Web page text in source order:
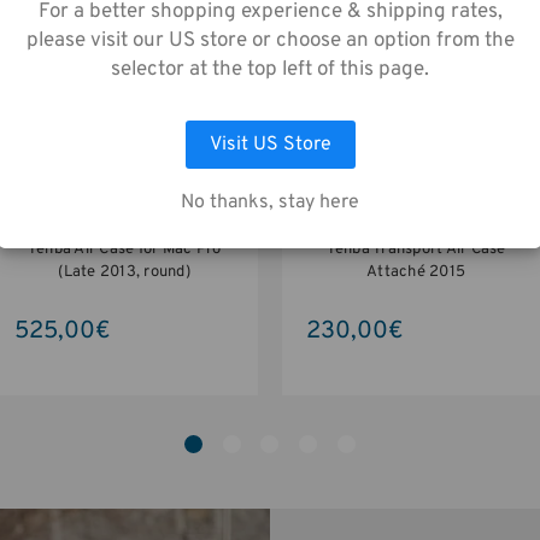
Tenba Air Case for Mac Pro
(Late 2013, round)
525,00€
Tenba Transport Air Case
Attaché 2015
230,00€
gemäß unserer
zu.
AUSWAHL ANPASSEN ALLE COOKIES AKZEPTIEREN
For a better shopping experience & shipping rates,
please visit our US store or choose an option from the
selector at the top left of this page.
Visit US Store
No thanks, stay here